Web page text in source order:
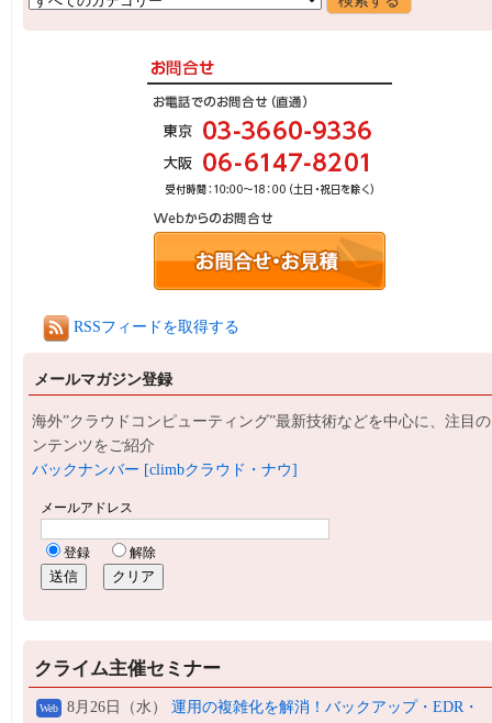
RSSフィードを取得する
メールマガジン登録
海外”クラウドコンピューティング”最新技術などを中心に、注目
ンテンツをご紹介
バックナンバー [climbクラウド・ナウ]
クライム主催セミナー
Web 8月26日（水） 運用の複雑化を解消！バックアップ・EDR・